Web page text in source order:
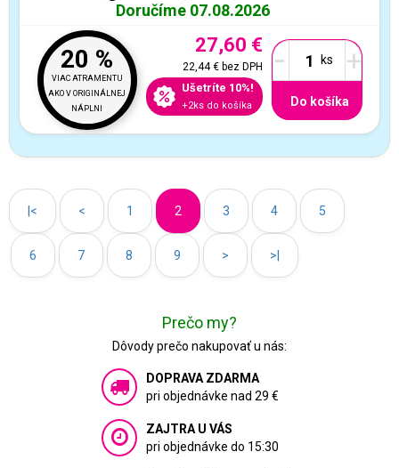
Doručíme 07.08.2026
20 %
VIAC ATRAMENTU
AKO V ORIGINÁLNEJ
NÁPLNI
27,60 €
22,44 €bez DPH
Ušetríte 10%!
+2ks do košíka
- +
Do košíka
|< < 1 2 3 4 5
6 7 8 9 > >|
Prečo my?
Dôvody prečo nakupovať u nás:
DOPRAVA ZDARMA
pri objednávke nad 29 €
ZAJTRA U VÁS
pri objednávke do 15:30